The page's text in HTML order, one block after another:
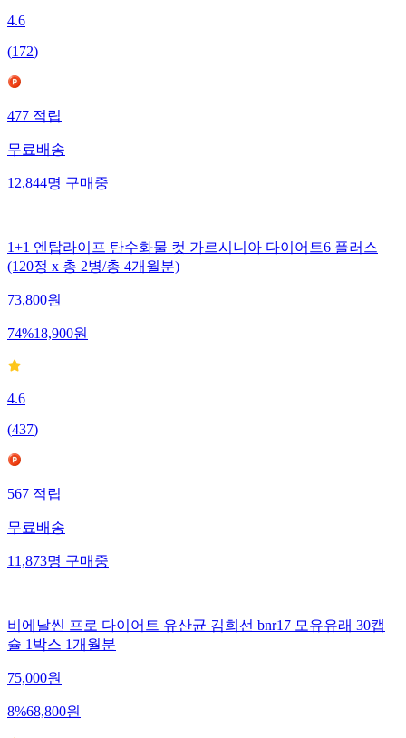
4.6
(172)
477 적립
무료배송
12,844명 구매중
1+1 엔탑라이프 탄수화물 컷 가르시니아 다이어트6 플러스
(120정 x 총 2병/총 4개월분)
73,800원
74%18,900원
4.6
(437)
567적립
무료배송
11,873명구매중
비에날씬 프로 다이어트 유산균 김희선 bnr17 모유유래 30캡
슐 1박스 1개월분
75,000원
8%68,800원